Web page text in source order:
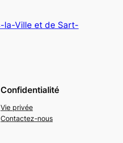
la-Ville et de Sart-
Confidentialité
Vie privée
Contactez-nous